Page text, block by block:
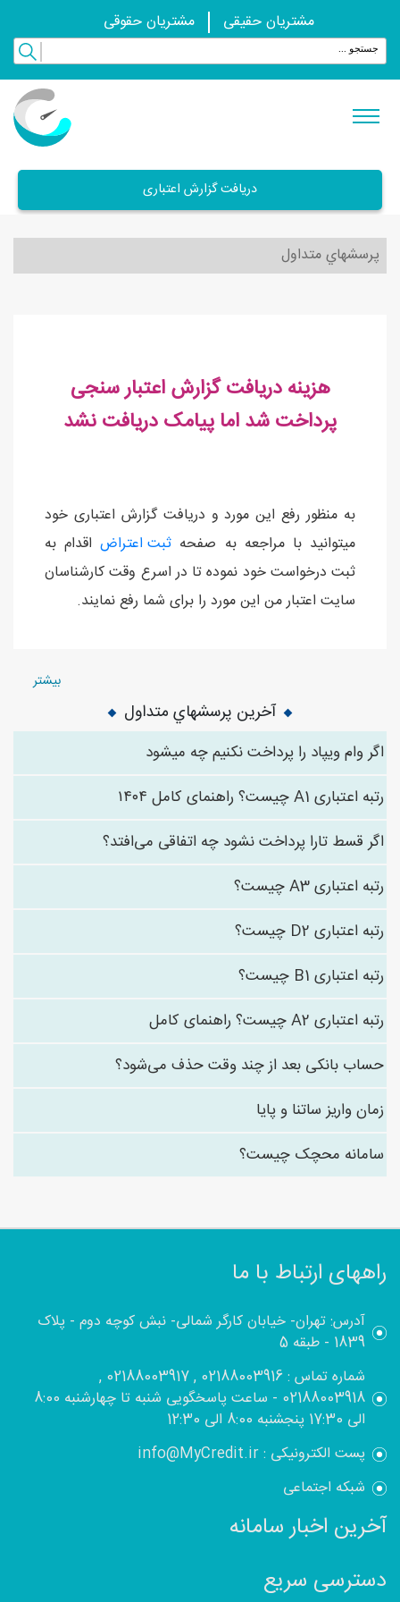
مشتریان حقیقی مشتریان حقوقی
دریافت گزارش اعتباری
پرسشهاي متداول
هزینه دریافت گزارش اعتبار سنجی
پرداخت شد اما پیامک دریافت نشد
به منظور رفع این مورد و دریافت گزارش اعتباری خود
میتوانید با مراجعه به صفحه ثبت اعتراضاقدام به
ثبت درخواست خود نموده تا در اسرع وقت کارشناسان
سایت اعتبار من این مورد را برای شما رفع نمایند.
بیشتر
آخرین پرسشهاي متداول
اگر وام ویپاد را پرداخت نکنیم چه میشود
رتبه اعتباری A1 چیست؟ راهنمای کامل ۱۴۰۴
اگر قسط تارا پرداخت نشود چه اتفاقی می‌افتد؟
رتبه اعتباری A3 چیست؟
رتبه اعتباری D2 چیست؟
رتبه اعتباری B1 چیست؟
رتبه اعتباری A2 چیست؟ راهنمای کامل
حساب بانکی بعد از چند وقت حذف می‌شود؟
زمان واریز ساتنا و پایا
سامانه محچک چیست؟
راههای ارتباط با ما
آدرس: تهران- خیابان کارگر شمالی- نبش کوچه دوم - پلاک
1839 - طبقه 5
شماره تماس : 02188003916 , 02188003917 ,
02188003918 - ساعت پاسخگویی شنبه تا چهارشنبه 8:00
الی 17:30 پنجشنبه 8:00 الی 12:30
پست الکترونیکی : info@MyCredit.ir
شبکه اجتماعی
آخرین اخبار سامانه
دسترسی سریع